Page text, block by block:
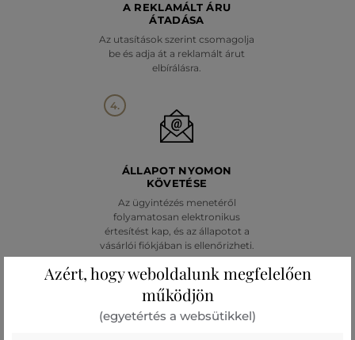
A REKLAMÁLT ÁRU
ÁTADÁSA
Az utasítások szerint csomagolja
be és adja át a reklamált árut
elbírálásra.
4.
ÁLLAPOT NYOMON
KÖVETÉSE
Az ügyintézés menetéről
folyamatosan elektronikus
értesítést kap, és az állapotot a
vásárlói fiókjában is ellenőrizheti.
5.
Azért, hogy weboldalunk megfelelően
működjön
(egyetértés a websütikkel)